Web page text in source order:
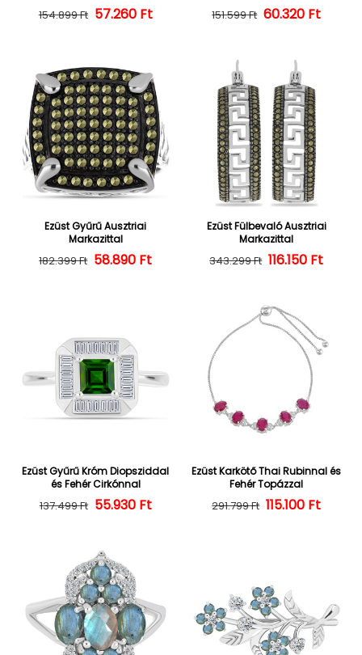
Normál ár
154.899 Ft Kedvezményes ár
57.260 Ft Normál ár
151.599 Ft 60.320 Ft
Ezüst Gyűrű Ausztriai
Markazittal
Normál ár
182.399 Ft Kedvezményes ár
58.890 Ft
Ezüst Fülbevaló Ausztriai
Markazittal
Normál ár
343.299 Ft 116.150 Ft
Ezüst Gyűrű Króm Diopsziddal
és Fehér Cirkónnal
Normál ár
137.499 Ft Kedvezményes ár
55.930 Ft
Ezüst Karkötő Thai Rubinnal és
Fehér Topázzal
Normál ár
291.799 Ft 115.100 Ft